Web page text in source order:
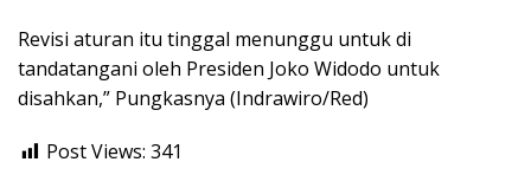
Revisi aturan itu tinggal menunggu untuk di
tandatangani oleh Presiden Joko Widodo untuk
disahkan,” Pungkasnya (Indrawiro/Red)
Post Views: 341